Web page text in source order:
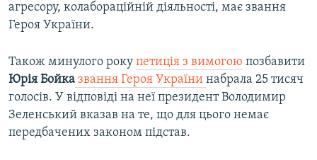
агресору, колабораційній діяльності, має звання
Героя України.
Також минулого року петиція з вимогою позбавити
Юрія Бойка звання Героя України набрала 25 тисяч
голосів. У відповіді на неї президент Володимир
Зеленський вказав на те, що для цього немає
передбачених законом підстав.